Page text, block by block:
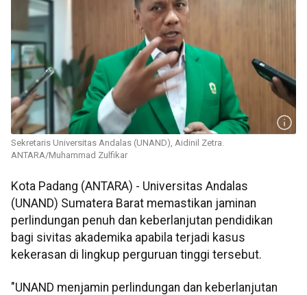
Sekretaris Universitas Andalas (UNAND), Aidinil Zetra.
ANTARA/Muhammad Zulfikar
Kota Padang (ANTARA) - Universitas Andalas
(UNAND) Sumatera Barat memastikan jaminan
perlindungan penuh dan keberlanjutan pendidikan
bagi sivitas akademika apabila terjadi kasus
kekerasan di lingkup perguruan tinggi tersebut.
"UNAND menjamin perlindungan dan keberlanjutan